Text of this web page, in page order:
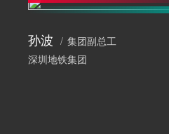
孙波
集团副总工
深圳地铁集团